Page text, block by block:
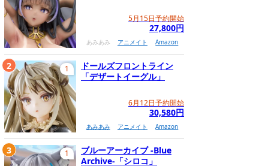
5月15日予約開始
27,800円
あみあみ アニメイト Amazon
ドールズフロントライン
「デザートイーグル」
6月12日予約開始
30,580円
あみあみ アニメイト Amazon
1
2
ブルーアーカイブ -Blue
Archive-「シロコ」
1
3